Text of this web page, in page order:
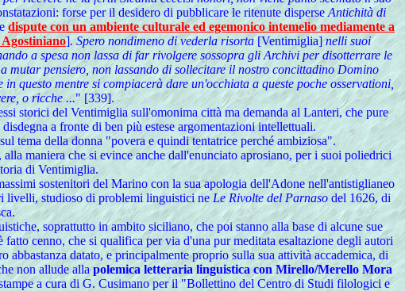
forse per il desidero di pubblicare le ritenute disperse Antichità di
dispute con un ambiente culturale ed egemonico intemelio mediamente a
]. Spero nondimeno di vederla risorta[Ventimiglia]nelli suoi
a spesa non lassa di far rivolgere sossopra gli Archivi per disotterrare le
mutar pensiero, non lassando di sollecitare il nostro concittadino Domino
questo mentre si compiacerà dare un'occhiata a queste poche osservationi,
o ricche ..." [339].
storici del Ventimiglia sull'omonima città ma demanda al Lanteri, che pure
a fronte di ben più estese argomentazioni intellettuali.
tema della donna "povera e quindi tentatrice perché ambiziosa".
maniera che si evince anche dall'enunciato aprosiano, per i suoi poliedrici
di Ventimiglia.
sostenitori del Marino con la sua apologia dell'Adone nell'antistiglianeo
livelli, studioso di problemi linguistici neLe Rivolte del Parnasodel 1626, di
soprattutto in ambito siciliano, che poi stanno alla base di alcune sue
cenno, che si qualifica per via d'una pur meditata esaltazione degli autori
abbastanza datato, e principalmente proprio sulla sua attività accademica, di
non allude allapolemica letteraria linguistica con Mirello/Merello Mora
a cura di G. Cusimano per il "Bollettino del Centro di Studi filologici e